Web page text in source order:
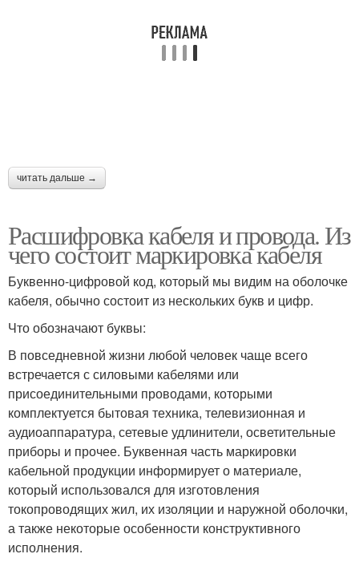
читать дальше →
Расшифровка кабеля и провода. Из
чего состоит маркировка кабеля
Буквенно-цифровой код, который мы видим на оболочке
кабеля, обычно состоит из нескольких букв и цифр.
Что обозначают буквы:
В повседневной жизни любой человек чаще всего
встречается с силовыми кабелями или
присоединительными проводами, которыми
комплектуется бытовая техника, телевизионная и
аудиоаппаратура, сетевые удлинители, осветительные
приборы и прочее. Буквенная часть маркировки
кабельной продукции информирует о материале,
который использовался для изготовления
токопроводящих жил, их изоляции и наружной оболочки,
а также некоторые особенности конструктивного
исполнения.